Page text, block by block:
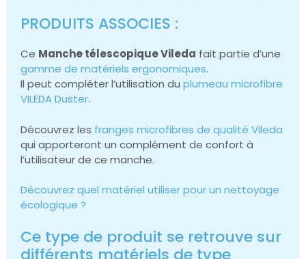
PRODUITS ASSOCIES :
Ce Manche télescopique Vileda fait partie d’une
gamme de matériels ergonomiques.
Il peut compléter l’utilisation du plumeau microfibre
VILEDA Duster.
Découvrez les franges microfibres de qualité Vileda
qui apporteront un complément de confort à
l’utilisateur de ce manche.
Découvrez quel matériel utiliser pour un nettoyage
écologique ?
Ce type de produit se retrouve sur
différents matériels de type